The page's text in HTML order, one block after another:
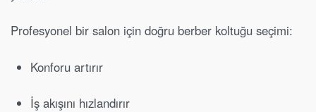
Profesyonel bir salon için doğru berber koltuğu seçimi:
Konforu artırır
İş akışını hızlandırır